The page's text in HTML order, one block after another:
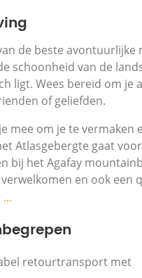
de beste
schoonheid van de
ligt. Wees bereid om je
of geliefden.
mee om je te
Atlasgebergte gaat
bij het Agafay
en ook
gebruik van de quad.
worden de motoren
Volg de chef-
retourtransport met